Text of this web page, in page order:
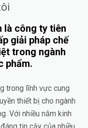
là công ty tiên
giải pháp chế
trong ngành
phẩm.
trong lĩnh vực cung
thiết bị cho ngành
Với nhiều năm kinh